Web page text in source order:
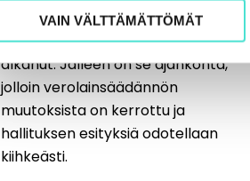
VAIN VÄLTTÄMÄTTÖMÄT
8.10.2015
Markku Järvenoja: Verosyksy on
alkanut. Jälleen on se ajankohta,
jolloin verolainsäädännön
muutoksista on kerrottu ja
hallituksen esityksiä odotellaan
kiihkeästi.